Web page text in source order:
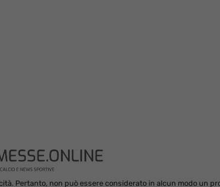
Pertanto, non può essere considerato in alcun modo un